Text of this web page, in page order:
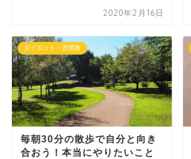
2020年2月16日
ダイエット・習慣術
毎朝30分の散歩で自分と向き
合おう！本当にやりたいこと